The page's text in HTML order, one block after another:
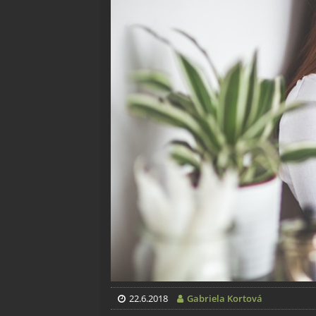
22.6.2018 Gabriela Kortová